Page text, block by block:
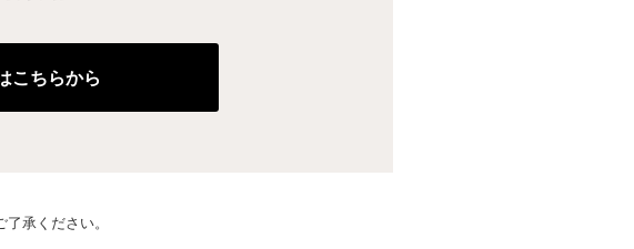
こちらから
承ください。